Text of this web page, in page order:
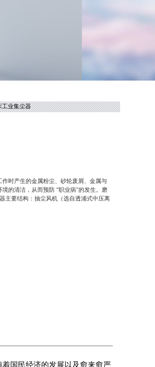
业集尘器
时产生的金属粉尘、砂轮废屑、金属与
的清洁，从而预防 “职业病"的发生。磨
主要结构：抽尘风机（选自透浦式中压离
国民经济的发展以及愈来愈严